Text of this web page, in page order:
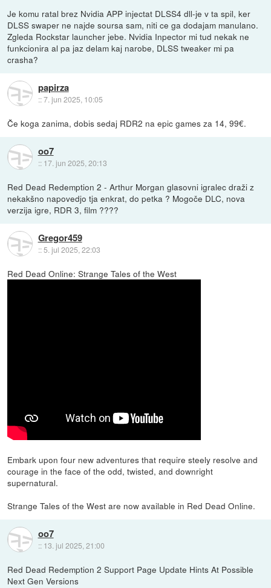
Je komu ratal brez Nvidia APP injectat DLSS4 dll-je v ta spil, ker
DLSS swaper ne najde soursa sam, niti ce ga dodajam manulano.
Zgleda Rockstar launcher jebe. Nvidia Inpector mi tud nekak ne
funkcionira al pa jaz delam kaj narobe, DLSS tweaker mi pa
crasha?
papirza
::7. jun 2025, 10:05
Če koga zanima, dobis sedaj RDR2 na epic games za 14, 99€.
oo7
:: 17. jun 2025, 20:13
Red Dead Redemption 2 - Arthur Morgan glasovni igralec draži z
nekakšno napovedjo tja enkrat, do petka ? Mogoče DLC, nova
verzija igre, RDR 3, film ????
Gregor459
::5. jul 2025, 22:03
Red Dead Online: Strange Tales of the West
Embark upon four new adventures that require steely resolve and
courage in the face of the odd, twisted, and downright
supernatural.
Strange Tales of the West are now available in Red Dead Online.
oo7
:: 13. jul 2025, 21:00
Red Dead Redemption 2 Support Page Update Hints At Possible
Next Gen Versions